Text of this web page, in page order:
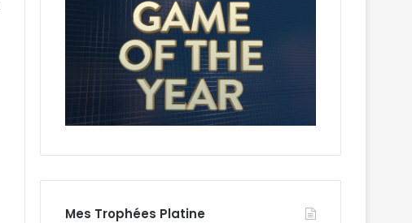
Mes Trophées Platine